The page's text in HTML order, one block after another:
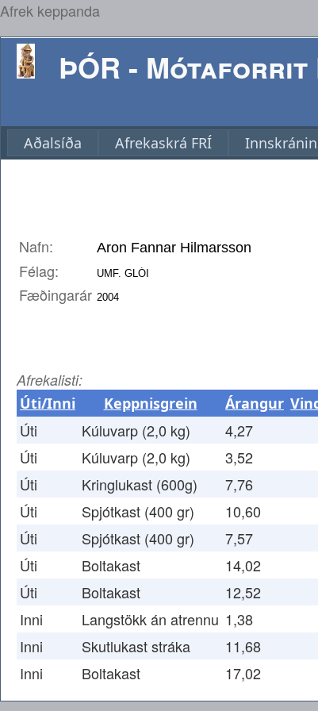
Afrek keppanda
ÞÓR - Mótaforrit
Aðalsíða Afrekaskrá FRÍ
Nafn:
Félag:
Fæðingarár
Afrekalisti:
Úti/Inni Keppnisgrein Árangur
Úti Kúluvarp (2,0 kg) 4,27
Úti
Kúluvarp (2,0 kg) 3,52
Úti
Kringlukast (600g) 7,76
Úti
Spjótkast (400 gr) 10,60
Úti
Spjótkast (400 gr) 7,57
Úti
Boltakast 14,02
Úti
Boltakast 12,52
Inni
Langstökk án atrennu 1,38
Inni
Skutlukast stráka 11,68
Inni
Boltakast 17,02